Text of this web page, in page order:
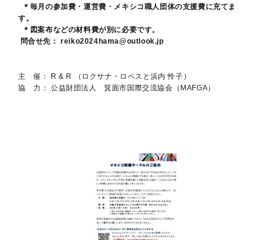
＊毎月の参加費・運営費・メキシコ職人団体の支援費に充てま
す。
＊図案布などの材料費が別に必要です。
問合せ先： reiko2024hama@outlook.jp
主 催： R & R （ロクサナ・ロペスと浜内 怜子）
協 力： 公益財団法人 箕面市国際交流協会（MAFGA）